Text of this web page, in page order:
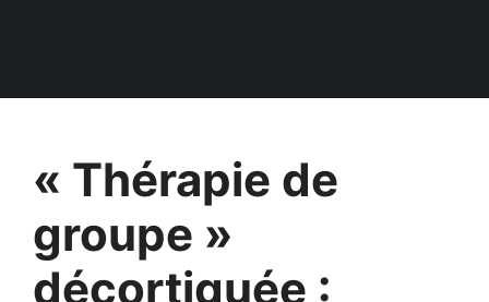
« Thérapie de
groupe »
décortiquée :